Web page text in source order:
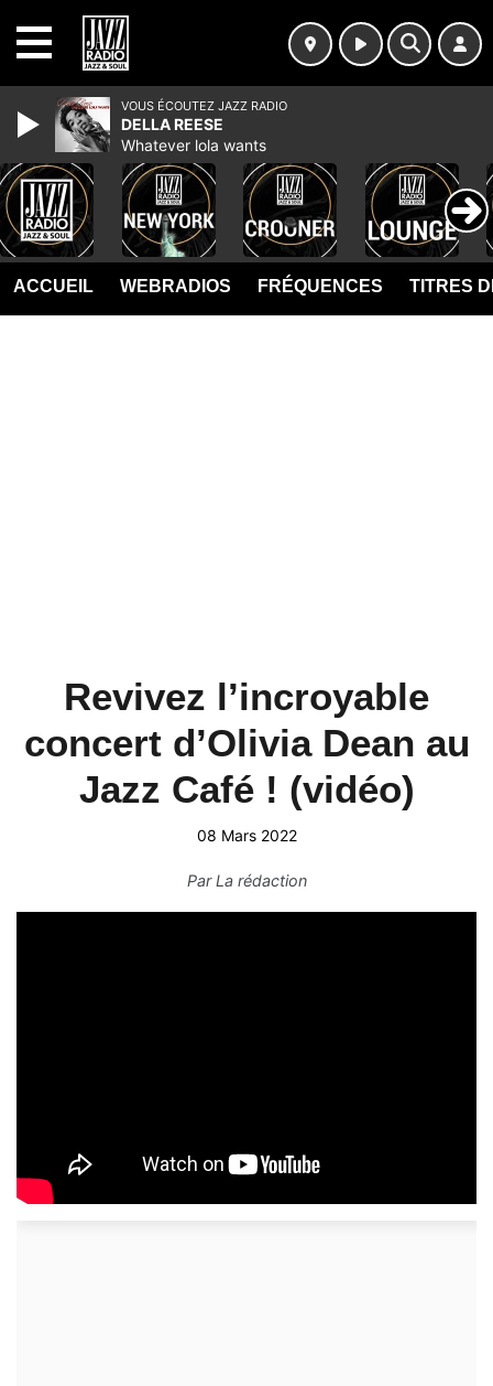
ACCUEIL WEBRADIOS FRÉQUENCES TITRES
Revivez l’incroyable
concert d’Olivia Dean au
Jazz Café ! (vidéo)
08 Mars 2022
ParLa rédaction
VOUS ÉCOUTEZ JAZZ RADIO
DELLA REESE
Whatever lola wants